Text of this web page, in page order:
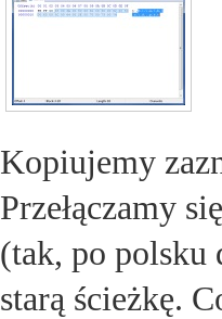
Kopiujemy
Przełączamy
(tak, po
starą ścieżkę.